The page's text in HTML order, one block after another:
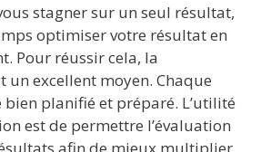
stagner sur un seul résultat,
optimiser votre résultat en
Pour réussir cela, la
un excellent moyen. Chaque
planifié et préparé. L’utilité
est de permettre l’évaluation
afin de mieux multiplier